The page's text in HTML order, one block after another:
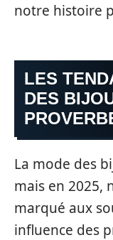
notre histoire
LES
DES
La mode des
mais en 2025,
marqué aux
influence des